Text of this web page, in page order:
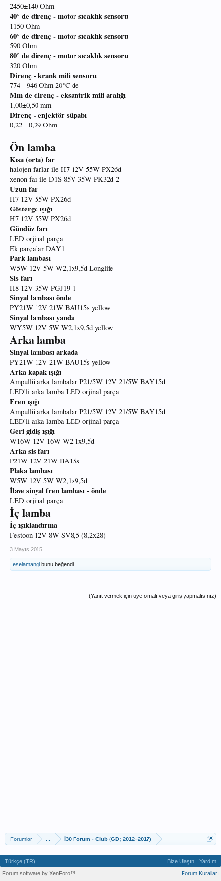
2450±140 Ohm
40° de direnç - motor sıcaklık sensoru
1150 Ohm
60° de direnç - motor sıcaklık sensoru
590 Ohm
80° de direnç - motor sıcaklık sensoru
320 Ohm
Direnç - krank mili sensoru
774 - 946 Ohm 20°C de
Mm de direnç - eksantrik mili aralığı
1,00±0,50 mm
Direnç - enjektör süpabı
0,22 - 0,29 Ohm
Ön lamba
Kısa (orta) far
halojen farlar ile H7 12V 55W PX26d
xenon far ile D1S 85V 35W PK32d-2
Uzun far
H7 12V 55W PX26d
Gösterge ışığı
H7 12V 55W PX26d
Gündüz farı
LED orjinal parça
Ek parçalar DAY1
Park lambası
W5W 12V 5W W2,1x9,5d Longlife
Sis farı
H8 12V 35W PGJ19-1
Sinyal lambası önde
PY21W 12V 21W BAU15s yellow
Sinyal lambası yanda
WY5W 12V 5W W2,1x9,5d yellow
Arka lamba
Sinyal lambası arkada
PY21W 12V 21W BAU15s yellow
Arka kapak ışığı
Ampullü arka lambalar P21/5W 12V 21/5W BAY15d
LED'li arka lamba LED orjinal parça
Fren ışığı
Ampullü arka lambalar P21/5W 12V 21/5W BAY15d
LED'li arka lamba LED orjinal parça
Geri gidiş ışığı
W16W 12V 16W W2,1x9,5d
Arka sis farı
P21W 12V 21W BA15s
Plaka lambası
W5W 12V 5W W2,1x9,5d
İlave sinyal fren lambası - önde
LED orjinal parça
İç lamba
İç ışıklandırma
Festoon 12V 8W SV8,5 (8,2x28)
3 Mayıs 2015
eselamangi bunu beğendi.
(Yanıt vermek için üye olmalı veya giriş yapmalısınız)
Forumlar İ30 Forum - Club (GD; 2012–2017)
Türkçe (TR) Bize Ulaşın
Yardım
Forum Kuralları
Forum software by XenForo™